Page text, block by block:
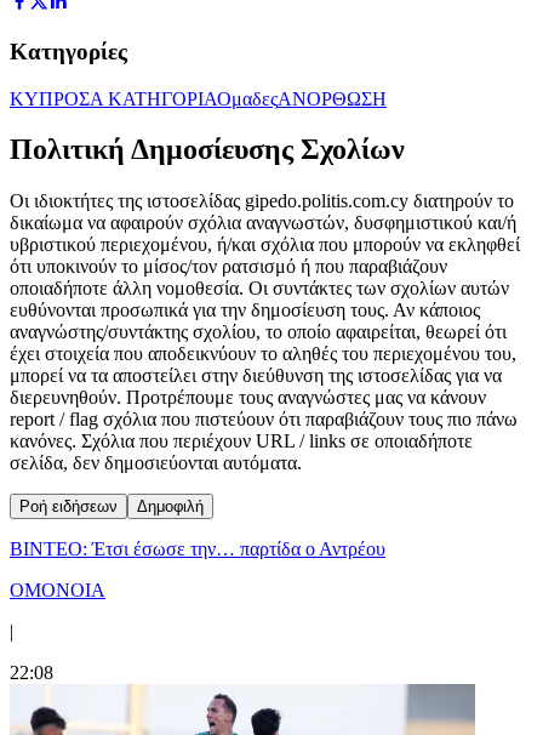
Κατηγορίες
ΚΥΠΡΟΣΑ ΚΑΤΗΓΟΡΙΑΟμαδεςΑΝΟΡΘΩΣΗ
Πολιτική Δημοσίευσης Σχολίων
Οι ιδιοκτήτες της ιστοσελίδας gipedo.politis.com.cy διατηρούν το
δικαίωμα να αφαιρούν σχόλια αναγνωστών, δυσφημιστικού και/ή
υβριστικού περιεχομένου, ή/και σχόλια που μπορούν να εκληφθεί
ότι υποκινούν το μίσος/τον ρατσισμό ή που παραβιάζουν
οποιαδήποτε άλλη νομοθεσία. Οι συντάκτες των σχολίων αυτών
ευθύνονται προσωπικά για την δημοσίευση τους. Αν κάποιος
αναγνώστης/συντάκτης σχολίου, το οποίο αφαιρείται, θεωρεί ότι
έχει στοιχεία που αποδεικνύουν το αληθές του περιεχομένου του,
μπορεί να τα αποστείλει στην διεύθυνση της ιστοσελίδας για να
διερευνηθούν. Προτρέπουμε τους αναγνώστες μας να κάνουν
report / flag σχόλια που πιστεύουν ότι παραβιάζουν τους πιο πάνω
κανόνες. Σχόλια που περιέχουν URL / links σε οποιαδήποτε
σελίδα, δεν δημοσιεύονται αυτόματα.
Ροή ειδήσεων Δημοφιλή
ΒΙΝΤΕΟ: Έτσι έσωσε την… παρτίδα ο Αντρέου
ΟΜΟΝΟΙΑ
|
22:08